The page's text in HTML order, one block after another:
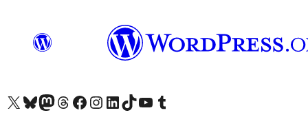
Vizitoni llogarinë tonë X (ish Twitter)
Vizitoni llogarinë tonë Bluesky
Vizitoni llogarinë tonë Mastodon
Vizitoni llogarinë tonë Threads
Vizitoni faqen tonë në Facebook
Vizitoni llogarinë tonë Instagram
Vizitoni llogarinë tonë LinkedIn
Vizitoni llogarinë tonë TikTok
Vizitoni kanalin tonë YouTube
Vizitoni llogarinë tonë Tumblr